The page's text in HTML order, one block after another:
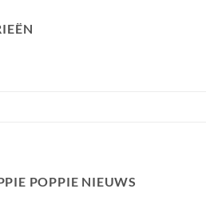
POPPIE NIEUWS